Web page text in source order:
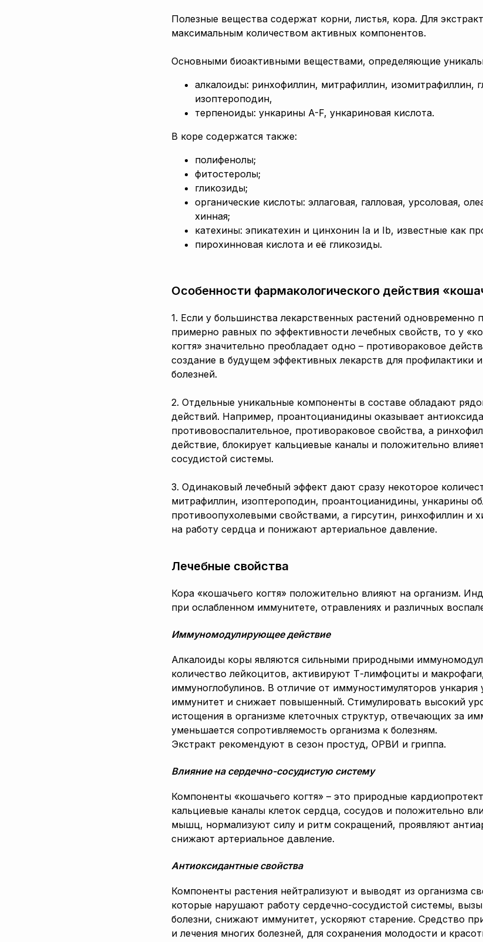
Полезные вещества содержат корни, листья, кора. Для
максимальным количеством активных компонентов.
Основными биоактивными веществами, определяющие
алкалоиды: ринхофиллин, митрафиллин, изомитрафиллин,
изоптероподин,
терпеноиды: ункарины A-F, ункариновая кислота.
В коре содержатся также:
полифенолы;
фитостеролы;
гликозиды;
органические кислоты: эллаговая, галловая, урсоловая,
хинная;
катехины: эпикатехин и цинхонин Ia и Ib, известные как
пирохинновая кислота и её гликозиды.
Особенности фармакологического действия
1. Если у большинства лекарственных растений одновременно
примерно равных по эффективности лечебных свойств, то у
когтя» значительно преобладает одно – противораковое
создание в будущем эффективных лекарств для профилактики
болезней.
2. Отдельные уникальные компоненты в составе обладают
действий. Например, проантоцианидины оказывает
противовоспалительное, противораковое свойства, а
действие, блокирует кальциевые каналы и положительно
сосудистой системы.
3. Одинаковый лечебный эффект дают сразу некоторое
митрафиллин, изоптероподин, проантоцианидины, ункарины
противоопухолевыми свойствами, а гирсутин, ринхофиллин и
на работу сердца и понижают артериальное давление.
Лечебные свойства
Кора «кошачьего когтя» положительно влияют на организм.
при ослабленном иммунитете, отравлениях и различных
Иммуномодулирующее действие
Алкалоиды коры являются сильными природными
количество лейкоцитов, активируют Т-лимфоциты и
иммуноглобулинов. В отличие от иммуностимуляторов
иммунитет и снижает повышенный. Стимулировать высокий
истощения в организме клеточных структур, отвечающих за
уменьшается сопротивляемость организма к болезням.
Экстракт рекомендуют в сезон простуд, ОРВИ и гриппа.
Влияние на сердечно-сосудистую систему
Компоненты «кошачьего когтя» – это природные
кальциевые каналы клеток сердца, сосудов и положительно
мышц, нормализуют силу и ритм сокращений, проявляют
снижают артериальное давление.
Антиоксидантные свойства
Компоненты растения нейтрализуют и выводят из организма
которые нарушают работу сердечно-сосудистой системы,
болезни, снижают иммунитет, ускоряют старение. Средство
и лечения многих болезней, для сохранения молодости и